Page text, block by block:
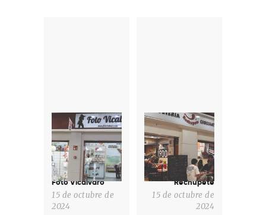
Previous
post:
Foto Vicalvaro
15 de octubre de
2024
Next
post:
Rechupete
15 de octubre de
2024